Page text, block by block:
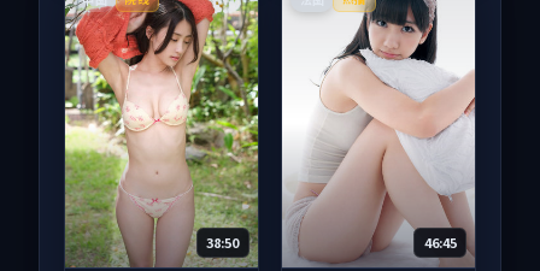
38:50 46:45